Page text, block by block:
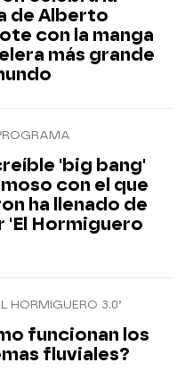
de Alberto
con la manga
más grande
'big bang'
con el que
ha llenado de
'El Hormiguero
HORMIGUERO 3.0’
funcionan los
fluviales?